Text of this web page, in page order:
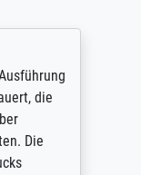
die
Die